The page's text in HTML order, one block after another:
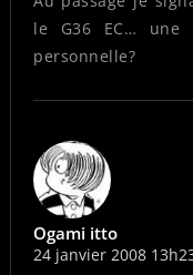
le G36 EC… une
personnelle?
Ogami itto
24 janvier 2008